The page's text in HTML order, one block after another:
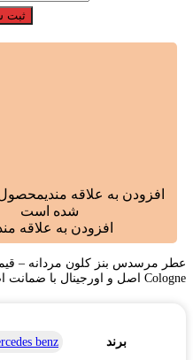
ثبت
افزودن به علاقه مندیمحصول
شده است
افزودن به علاقه
Cologne اصل و اورجینال با ضمانت اصالت کالا و ارسال رایگان
برند benz